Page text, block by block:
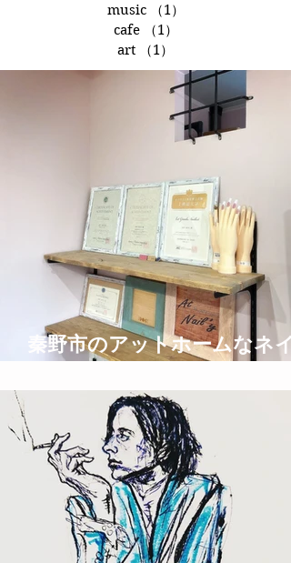
music
（1）
cafe
（1）
art
（1）
秦野市のアットホームなネイ